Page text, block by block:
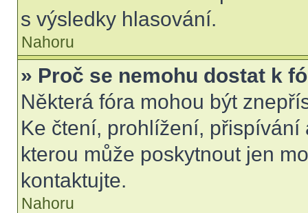
s výsledky hlasování.
Nahoru
» Proč se nemohu dostat k
Některá fóra mohou být
Ke čtení, prohlížení,
kterou může poskytnout jen
kontaktujte.
Nahoru